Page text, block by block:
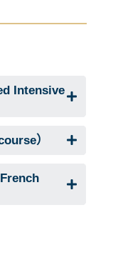
Intensive
）